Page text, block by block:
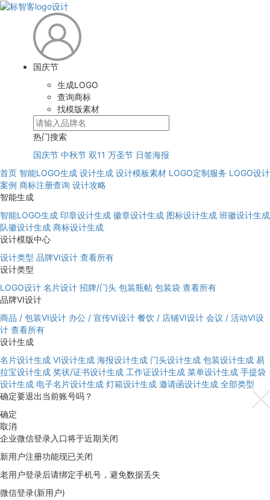
国庆节
生成LOGO
查询商标
找模版素材
热门搜索
国庆节 中秋节 双11 万圣节 日签海报
首页 智能LOGO生成 设计生成 设计模板素材 LOGO定制服务 LOGO设计
案例 商标注册查询 设计攻略
智能生成
智能LOGO生成 印章设计生成 徽章设计生成 图标设计生成 班徽设计生成
队徽设计生成 商标设计生成
设计模版中心
设计类型 品牌VI设计 查看所有
设计类型
LOGO设计 名片设计 招牌/门头 包装瓶帖 包装袋 查看所有
品牌VI设计
商品 / 包装VI设计 办公 / 宣传VI设计 餐饮 / 店铺VI设计 会议 / 活动VI设
计 查看所有
设计生成
名片设计生成 VI设计生成 海报设计生成 门头设计生成 包装设计生成 易
拉宝设计生成 奖状/证书设计生成 工作证设计生成 菜单设计生成 手提袋
设计生成 电子名片设计生成 灯箱设计生成 邀请函设计生成 全部类型
确定要退出当前账号吗？
确定
取消
企业微信登录入口将于近期关闭
新用户注册功能现已关闭
老用户登录后请绑定手机号，避免数据丢失
微信登录(新用户)